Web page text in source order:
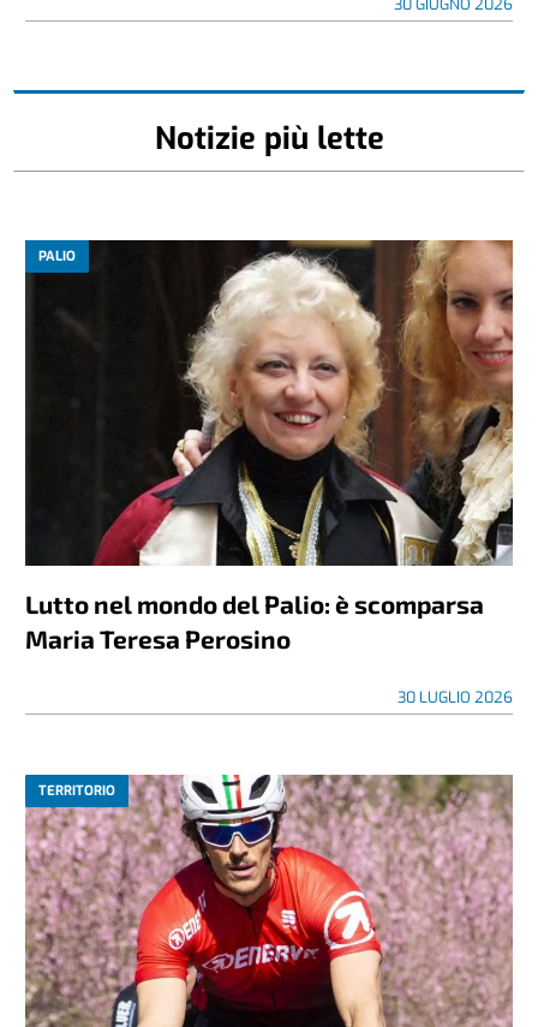
30 GIUGNO 2026
Notizie più lette
PALIO
Lutto nel mondo del Palio: è scomparsa
Maria Teresa Perosino
30 LUGLIO 2026
TERRITORIO